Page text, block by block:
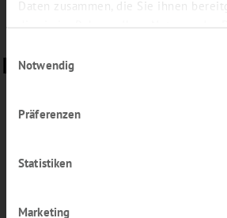
Daten zusammen, die Sie ihnen
die sie im Rahmen Ihrer Nutzung der
Notwendig
Präferenzen
Statistiken
Marketing
BEREIT FÜR
Aktionsangeboten oder